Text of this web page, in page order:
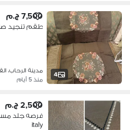
4
7,500 ج.م
طقم تنجيد
مدينة الرحاب،
منذ 5 أيام
2,500 ج.م
italy